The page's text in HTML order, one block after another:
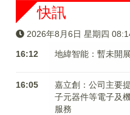
快訊
2026年8月6日 星期四
16:12 地緯智能：暫未開
16:05
嘉立創：公司主要
子元器件等電子及
服務